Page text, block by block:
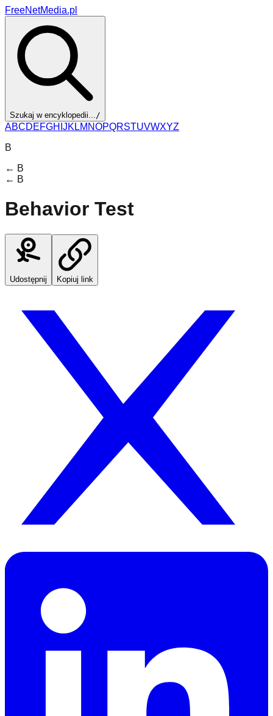
FreeNetMedia.pl
Szukaj w encyklopedii.../
ABCDEFGH JK LM NOPQRSTUVWXYZ
B
← B
← B
Behavior Test
Udostępnij Kopiuj link